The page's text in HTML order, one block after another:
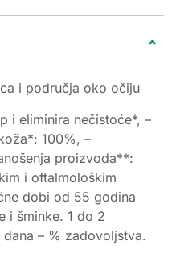
i područja oko očiju
i eliminira nečistoće*, –
100%, –
proizvoda**:
i oftalmološkim
dobi od 55 godina
i šminke. 1 do 2
– % zadovoljstva.